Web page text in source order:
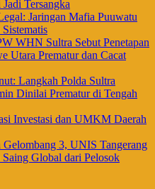
Tersangka
Jaringan Mafia Puuwatu
WHN Sultra Sebut Penetapan
Utara Prematur dan Cacat
Langkah Polda Sultra
Dinilai Prematur di Tengah
Investasi dan UMKM Daerah
Gelombang 3, UNIS Tangerang
Global dari Pelosok